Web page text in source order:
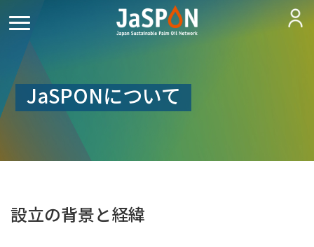
JaSPONについて
設立の背景と経緯